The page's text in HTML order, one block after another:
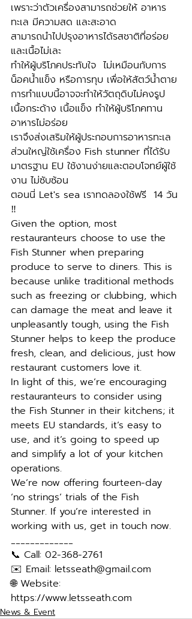
เพราะว่าตัวเครื่องสามารถช่วยให้ อาหาร
ทะเล มีความสด และสะอาด
สามารถนำไปปรุงอาหารได้รสชาติที่อร่อย
และเนื้อไม่เละ
ทำให้ผู้บริโภคประทับใจ  ไม่เหมือนกับการ
น็อคน้ำแข็ง หรือการทุบ เพื่อให้สัตว์น้ำตาย
การทำแบบนี้อาจจะทำให้วัตถุดิบไม่คงรูป
เนื้อกระด้าง เนื้อแข็ง ทำให้ผู้บริโภคทาน
อาหารไม่อร่อย
เราจึงส่งเสริมให้ผู้ประกอบการอาหารทะเล
ส่วนใหญ่ใช้เครื่อง Fish stunner ที่ได้รับ
มาตรฐาน EU ใช้งานง่ายและตอบโจทย์ผู้ใช้
งาน ไม่ซับซ้อน
ตอนนี่ Let's sea เราทดลองใช้ฟรี  14 วัน
‼️
Given the option, most
restauranteurs choose to use the
Fish Stunner when preparing
produce to serve to diners. This is
because unlike traditional methods
such as freezing or clubbing, which
can damage the meat and leave it
unpleasantly tough, using the Fish
Stunner helps to keep the produce
fresh, clean, and delicious, just how
restaurant customers love it.
In light of this, we’re encouraging
restauranteurs to consider using
the Fish Stunner in their kitchens; it
meets EU standards, it’s easy to
use, and it’s going to speed up
and simplify a lot of your kitchen
operations.
We’re now offering fourteen-day
‘no strings’ trials of the Fish
Stunner. If you’re interested in
working with us, get in touch now.
_____________
📞 Call: 02-368-2761
✉️ Email: letsseath@gmail.com
🌐 Website:
https://www.letsseath.com
News & Event